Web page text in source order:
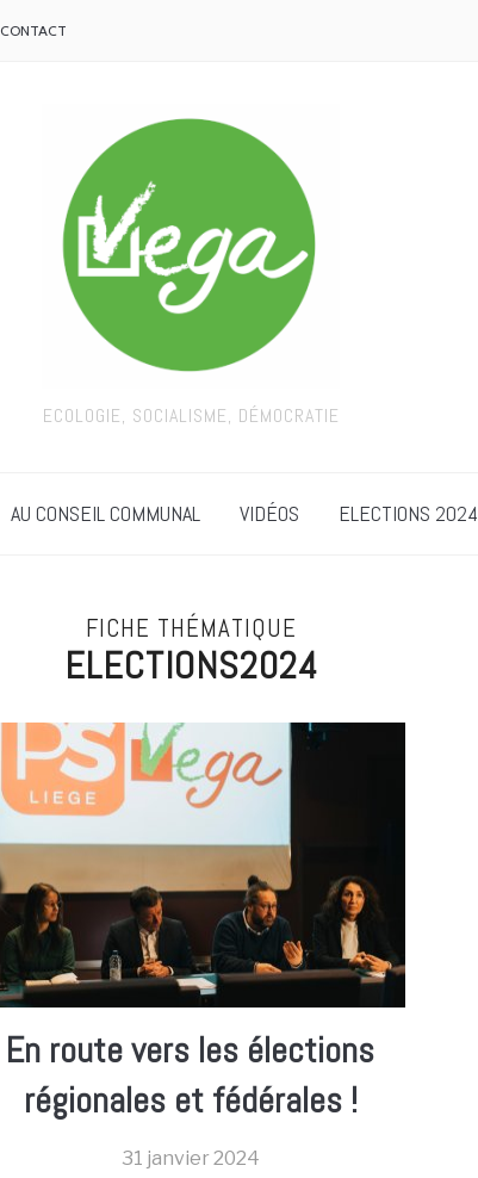
CONTACT
ECOLOGIE, SOCIALISME, DÉMOCRATIE
AU CONSEIL COMMUNAL VIDÉOS ELECTIONS 2024
FICHE THÉMATIQUE
ELECTIONS2024
En route vers les élections
régionales et fédérales !
31 janvier 2024